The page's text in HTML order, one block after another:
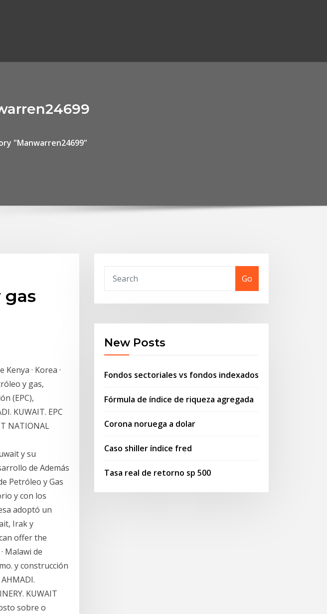
"Manwarren24699"
gas
· Korea ·
y gas,
(EPC),
KUWAIT. EPC
NATIONAL
y su
de Además
Petróleo y Gas
y con los
adoptó un
Irak y
offer the
Malawi de
y construcción
KUWAIT
sobre o
Go
New Posts
Fondos sectoriales vs fondos indexados
Fórmula de índice de riqueza agregada
Corona noruega a dolar
Caso shiller índice fred
Tasa real de retorno sp 500